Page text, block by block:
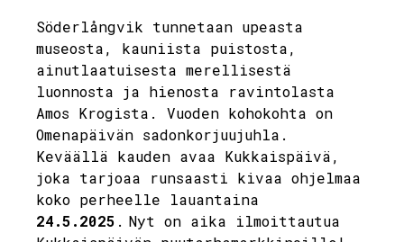
Söderlångvik tunnetaan upeasta
museosta, kauniista puistosta,
ainutlaatuisesta merellisestä
luonnosta ja hienosta ravintolasta
Amos Krogista. Vuoden kohokohta on
Omenapäivän sadonkorjuujuhla.
Keväällä kauden avaa Kukkaispäivä,
joka tarjoaa runsaasti kivaa ohjelmaa
koko perheelle lauantaina
24.5.2025 . Nyt on aika ilmoittautua